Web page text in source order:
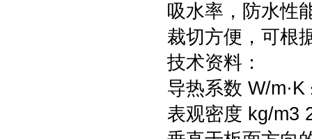
吸水率，防水性
裁切方便，可根
技术资料：
导热系数 W/m·K
表观密度 kg/m3